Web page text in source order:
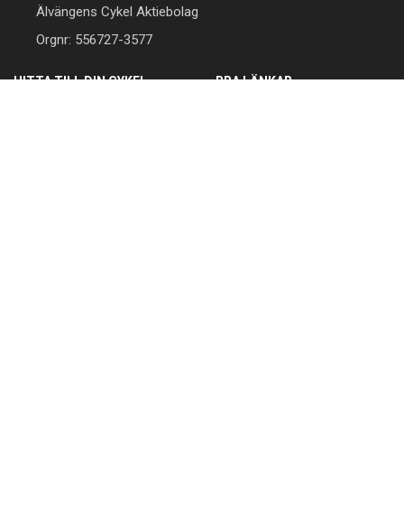
Älvängens Cykel Aktiebolag
Orgnr: 556727-3577
HITTA TILL DIN CYKEL BRA LÄNKAR